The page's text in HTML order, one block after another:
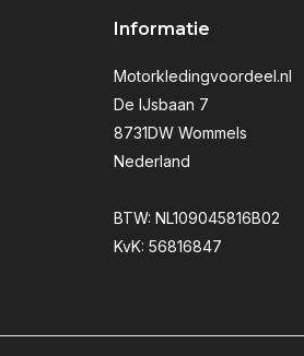
Informatie
Motorkledingvoordeel.nl
De IJsbaan 7
8731DW Wommels
Nederland
BTW: NL109045816B02
KvK: 56816847